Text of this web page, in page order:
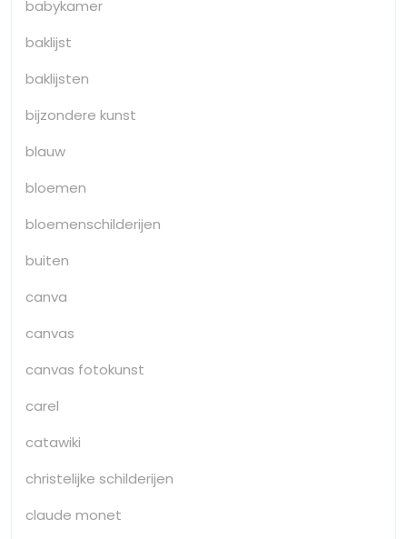
babykamer
baklijst
baklijsten
bijzondere kunst
blauw
bloemen
bloemenschilderijen
buiten
canva
canvas
canvas fotokunst
carel
catawiki
christelijke schilderijen
claude monet